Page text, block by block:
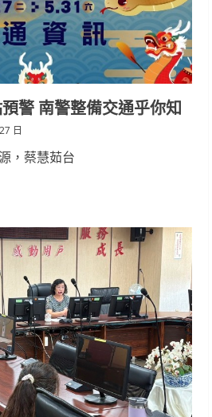
警 南警整備交通乎你知
日
，蔡慧茹台